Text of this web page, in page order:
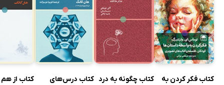
کتاب فکر کردن به
کتاب چگونه به درد کتاب درس‌های
کتاب از